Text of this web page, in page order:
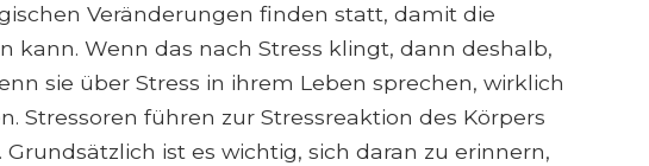
Veränderungen finden statt, damit die
kann. Wenn das nach Stress klingt, dann deshalb,
sie über Stress in ihrem Leben sprechen, wirklich
Stressoren führen zur Stressreaktion des Körpers
ist es wichtig, sich daran zu erinnern,